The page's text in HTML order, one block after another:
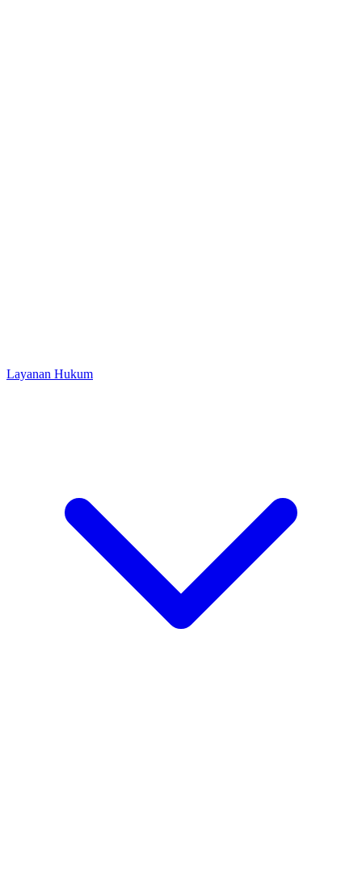
Layanan Hukum